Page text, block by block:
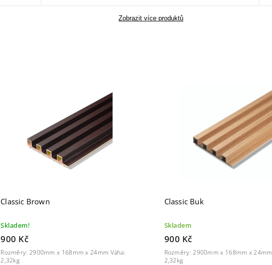
Zobrazit více produktů
Classic Brown
Skladem!
900 Kč
Rozměry: 2900mm x 168mm x 24mm Váha:
2,32kg
Classic Buk
Skladem
900 Kč
Rozměry: 2900mm x 168mm x 24mm
2,32kg